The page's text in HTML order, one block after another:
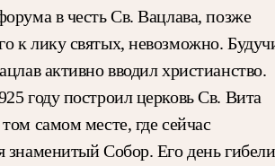
в честь Св. Вацлава, позже
к лику святых, невозможно.
активно вводил христианство.
году построил церковь Св. Вита
самом месте, где сейчас
знаменитый Собор. Его день гибели